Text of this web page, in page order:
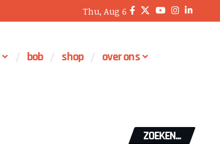
Thu, Aug 6
bob shop over ons
ZOEKEN...